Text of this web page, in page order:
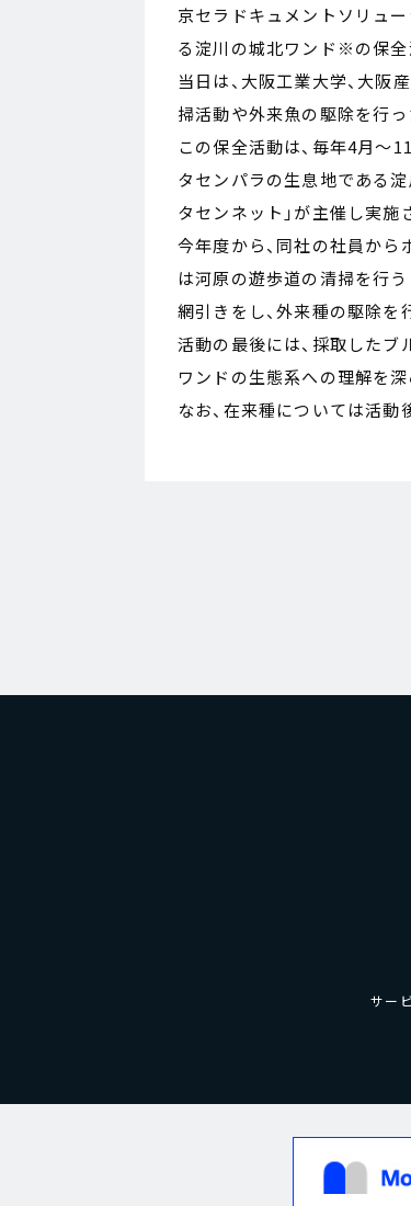
京セラドキュメントソリュー
る淀川の城北ワンド※の保全
当日は、大阪工業大学、大
掃活動や外来魚の駆除を行っ
この保全活動は、毎年4月～
タセンパラの生息地である
タセンネット」が主催し実施
今年度から、同社の社員か
は河原の遊歩道の清掃を行
網引きをし、外来種の駆除を
活動の最後には、採取した
ワンドの生態系への理解を深
なお、在来種については活
サー